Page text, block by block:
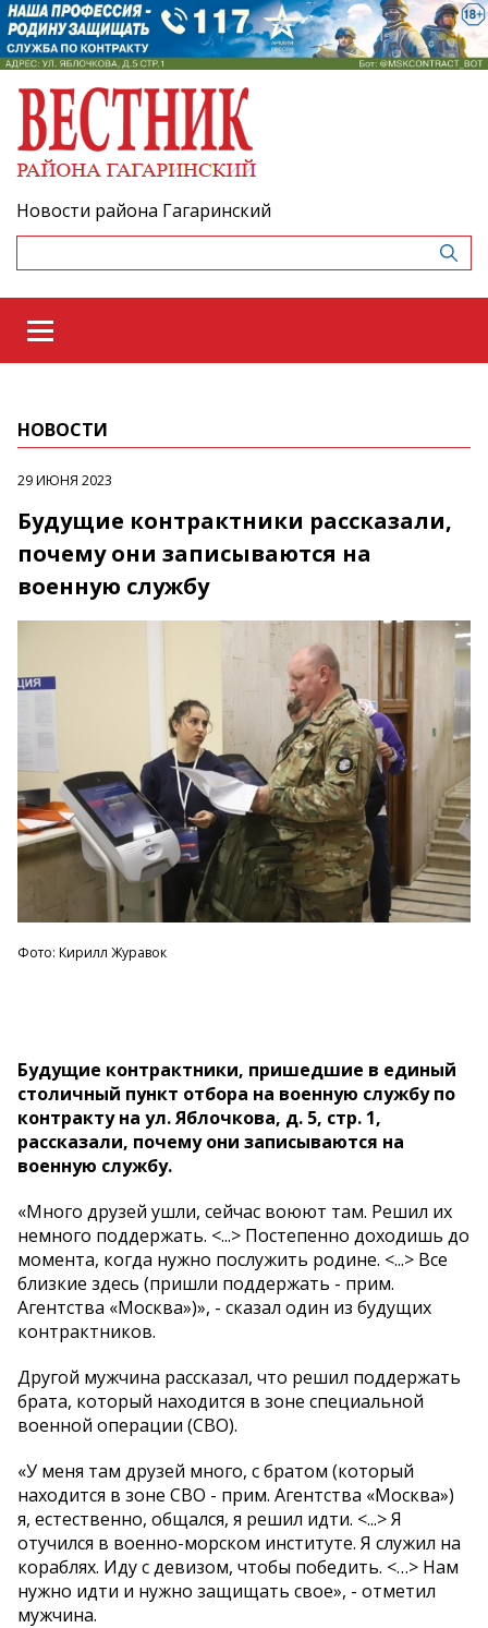
Новости района Гагаринский
НОВОСТИ
29 ИЮНЯ 2023
Будущие контрактники рассказали,
почему они записываются на
военную службу
Фото: Кирилл Журавок
Будущие контрактники, пришедшие в единый
столичный пункт отбора на военную службу по
контракту на ул. Яблочкова, д. 5, стр. 1,
рассказали, почему они записываются на
военную службу.
«Много друзей ушли, сейчас воюют там. Решил их
немного поддержать. <...> Постепенно доходишь до
момента, когда нужно послужить родине. <...> Все
близкие здесь (пришли поддержать - прим.
Агентства «Москва»)», - сказал один из будущих
контрактников.
Другой мужчина рассказал, что решил поддержать
брата, который находится в зоне специальной
военной операции (СВО).
«У меня там друзей много, с братом (который
находится в зоне СВО - прим. Агентства «Москва»)
я, естественно, общался, я решил идти. <...> Я
отучился в военно-морском институте. Я служил на
кораблях. Иду с девизом, чтобы победить. <…> Нам
нужно идти и нужно защищать свое», - отметил
мужчина.